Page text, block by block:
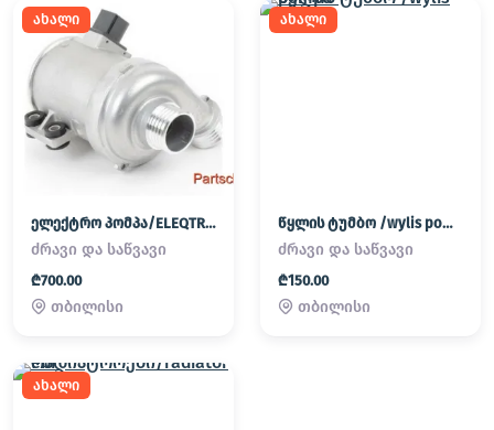
ახალი
ელექტრო პომპა/ELEQTRO POMPA
ძრავი და საწვავი
₾700.00
თბილისი
ახალი
წყლის ტუმბო /wylis pompa
ძრავი და საწვავი
₾150.00
თბილისი
ახალი